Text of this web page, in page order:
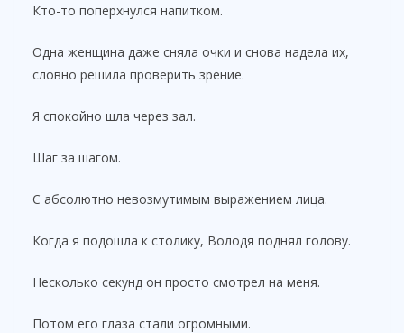
Кто-то поперхнулся напитком.
Одна женщина даже сняла очки и снова надела их,
словно решила проверить зрение.
Я спокойно шла через зал.
Шаг за шагом.
С абсолютно невозмутимым выражением лица.
Когда я подошла к столику, Володя поднял голову.
Несколько секунд он просто смотрел на меня.
Потом его глаза стали огромными.